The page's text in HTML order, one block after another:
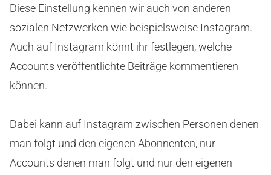
Diese Einstellung kennen wir auch von anderen
sozialen Netzwerken wie beispielsweise Instagram.
Auch auf Instagram könnt ihr festlegen, welche
Accounts veröffentlichte Beiträge kommentieren
können.
Dabei kann auf Instagram zwischen Personen denen
man folgt und den eigenen Abonnenten, nur
Accounts denen man folgt und nur den eigenen